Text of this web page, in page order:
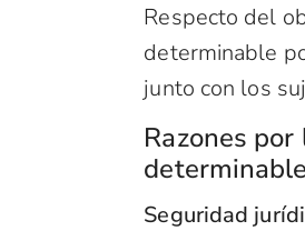
Respecto del
determinable
junto con los
Razones
Seguridad